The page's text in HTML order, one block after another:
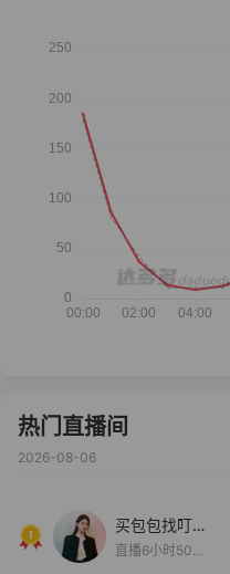
热门直播间
2026-08-06
买包包找叮
当,一折购！
直播6小时50分